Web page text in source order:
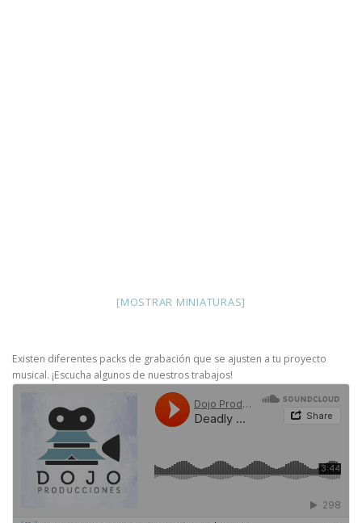
[MOSTRAR MINIATURAS]
Existen diferentes packs de grabación que se ajusten a tu proyecto
musical. ¡Escucha algunos de nuestros trabajos!